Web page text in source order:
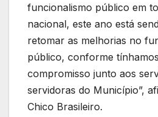
funcionalismo público em
nacional, este ano está
retomar as melhorias no
público, conforme
compromisso junto aos
servidoras do Município”,
Chico Brasileiro.